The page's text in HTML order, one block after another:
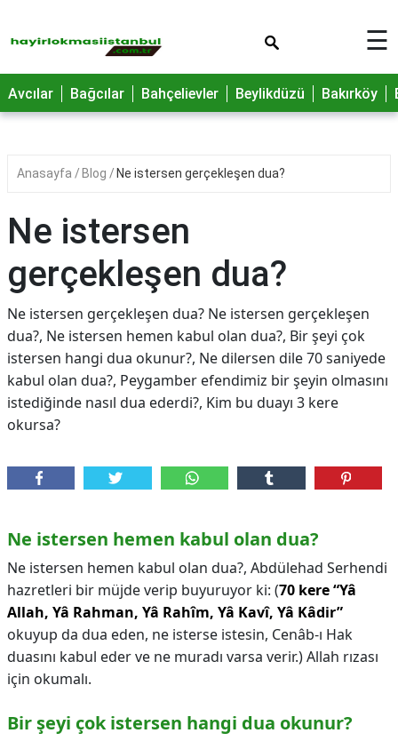
☰
Avcılar Bağcılar Bahçelievler Beylikdüzü Bakırköy
Anasayfa Blog Ne istersen gerçekleşen dua?
Ne istersen
gerçekleşen dua?
Ne istersen gerçekleşen dua? Ne istersen gerçekleşen
dua?, Ne istersen hemen kabul olan dua?, Bir şeyi çok
istersen hangi dua okunur?, Ne dilersen dile 70 saniyede
kabul olan dua?, Peygamber efendimiz bir şeyin olmasını
istediğinde nasıl dua ederdi?, Kim bu duayı 3 kere
okursa?
Ne istersen hemen kabul olan dua?
Ne istersen hemen kabul olan dua?, Abdülehad Serhendi
hazretleri bir müjde verip buyuruyor ki: (70 kere “Yâ
Allah, Yâ Rahman, Yâ Rahîm, Yâ Kavî, Yâ Kâdir”
okuyup da dua eden, ne isterse istesin, Cenâb-ı Hak
duasını kabul eder ve ne muradı varsa verir.) Allah rızası
için okumalı.
Bir şeyi çok istersen hangi dua okunur?